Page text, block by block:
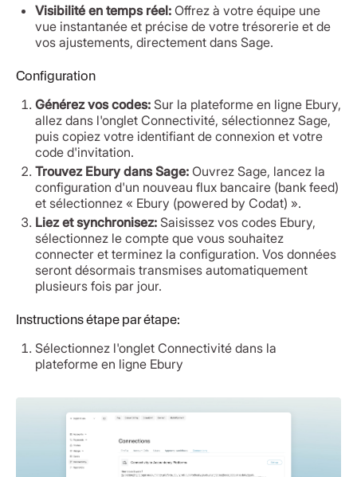
Visibilité en temps réel: Offrez à votre équipe une
vue instantanée et précise de votre trésorerie et de
vos ajustements, directement dans Sage.
Configuration
Générez vos codes: Sur la plateforme en ligne Ebury,
allez dans l'onglet Connectivité, sélectionnez Sage,
puis copiez votre identifiant de connexion et votre
code d'invitation.
Trouvez Ebury dans Sage: Ouvrez Sage, lancez la
configuration d'un nouveau flux bancaire (bank feed)
et sélectionnez « Ebury (powered by Codat) ».
Liez et synchronisez: Saisissez vos codes Ebury,
sélectionnez le compte que vous souhaitez
connecter et terminez la configuration. Vos données
seront désormais transmises automatiquement
plusieurs fois par jour.
Instructions étape par étape:
Sélectionnez l'onglet Connectivité dans la
plateforme en ligne Ebury